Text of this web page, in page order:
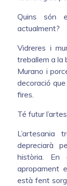
Quins són
actualment?
Vidreres i
treballem a la
Murano i
decoració
fires.
Té futur
L’artesania
depreciarà
història.
apropament
està fent